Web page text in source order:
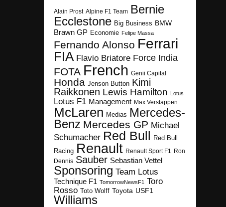
Alain Prost Alpine F1 Team Bernie
Ecclestone Big Business BMW
Brawn GP Economie Felipe Massa
Fernando Alonso Ferrari
FIA Flavio Briatore Force India
FOTA French Genii Capital
Honda Jenson Button Kimi
Raikkonen Lewis Hamilton Lotus
Lotus F1 Management Max Verstappen
McLaren Medias Mercedes-
Benz Mercedes GP Michael
Schumacher Red Bull
Red Bull
Racing Renault Renault Sport F1
Ron
Dennis Sauber Sebastian Vettel
Sponsoring Team Lotus
Technique F1 TomorrowNewsF1 Toro
Rosso Toto Wolff Toyota USF1
Williams